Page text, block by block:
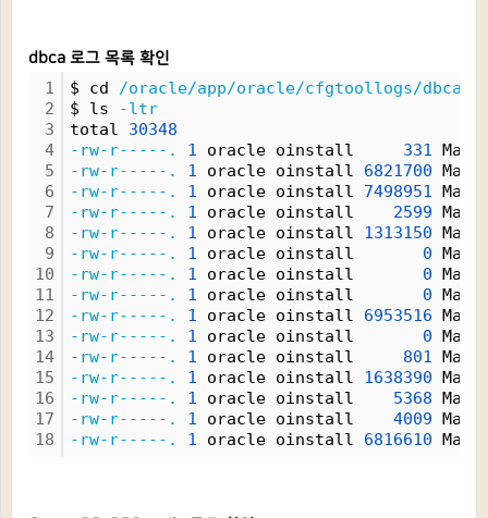
dbca 로그 목록 확인
1
2
3
4
5
6
7
8
9
10
11
12
13
14
15
16
17
18
$ cd /oracle/app/oracle/cfgtoollogs/dbca/
$ ls
-ltr
total 30348
-rw-r-----.
1 oracle oinstall 331 May
-rw-r-----.
1 oracle oinstall 6821700 May
-rw-r-----.
1 oracle oinstall 7498951 May
-rw-r-----.
1 oracle oinstall 2599 May
-rw-r-----.
1 oracle oinstall 1313150 May
-rw-r-----.
1 oracle oinstall 0 May
-rw-r-----.
1 oracle oinstall 0 May
-rw-r-----.
1 oracle oinstall 0 May
-rw-r-----.
1 oracle oinstall 6953516 May
-rw-r-----.
1 oracle oinstall 0 May
-rw-r-----.
1 oracle oinstall 801 May
-rw-r-----.
1 oracle oinstall 1638390 May
-rw-r-----.
1 oracle oinstall 5368 May
-rw-r-----.
1 oracle oinstall 4009 May
-rw-r-----.
1 oracle oinstall 6816610 May